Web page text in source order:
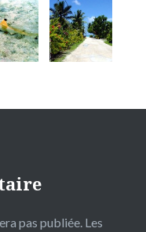
pas publiée.Les